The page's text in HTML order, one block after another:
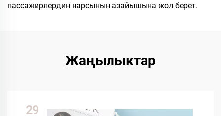
пассажирлердин нарсынын азайышына жол берет.
Жаңылыктар
29